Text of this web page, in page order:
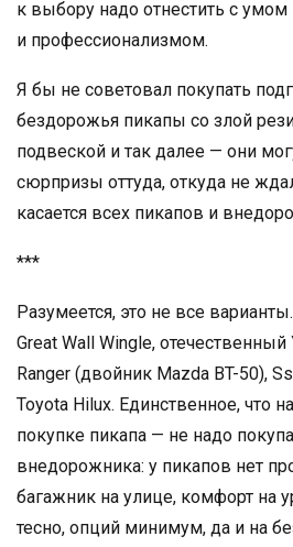
к выбору надо отнестить с умом
и профессионализмом.
Я бы не советовал покупать
бездорожья пикапы со злой
подвеской и так далее — они
сюрпризы оттуда, откуда не
касается всех пикапов и
***
Разумеется, это не все
Great Wall Wingle,
Ranger (двойник Mazda BT-50),
Toyota Hilux. Единственное, что
покупке пикапа — не надо
внедорожника: у пикапов нет
багажник на улице, комфорт на
тесно, опций минимум, да и на